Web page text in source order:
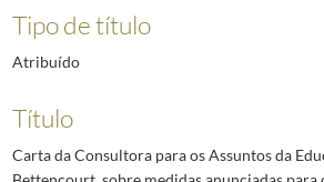
Tipo de título
Atribuído
Título
Carta da Consultora para os Assuntos da